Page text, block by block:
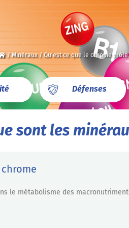
/Minéraux/Qu’est ce que le chrome :
Défenses
sont les
chrome
le métabolisme des